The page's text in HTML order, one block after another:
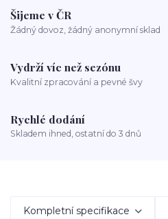
Šijeme v ČR
Žádný dovoz, žádný anonymní sklad
Vydrží víc než sezónu
Kvalitní zpracování a pevné švy
Rychlé dodání
Skladem ihned, ostatní do 3 dnů
Kompletní specifikace